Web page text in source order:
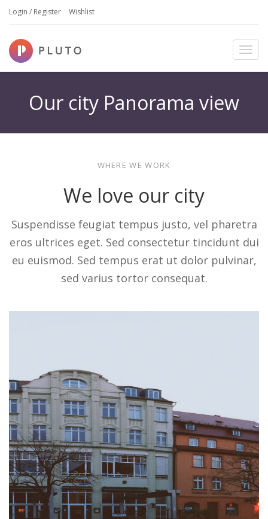
Login / Register Wishlist
T
i
o
n
Our city Panorama view
WHERE WE WORK
We love our city
Suspendisse feugiat tempus justo, vel pharetra
eros ultrices eget. Sed consectetur tincidunt dui
eu euismod. Sed tempus erat ut dolor pulvinar,
sed varius tortor consequat.